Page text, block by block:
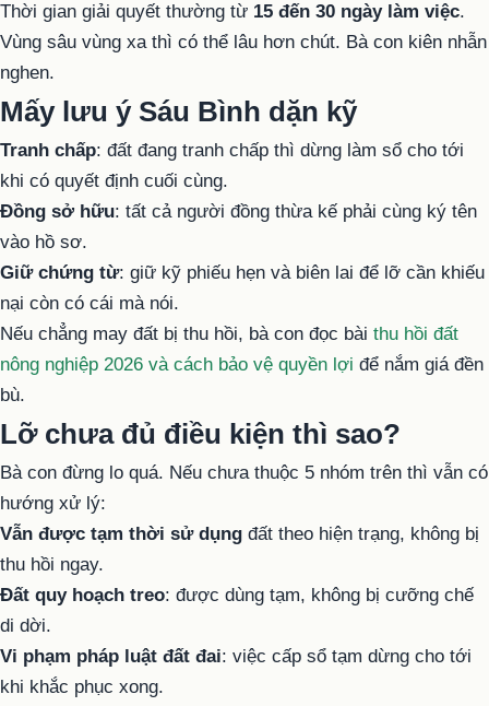
Thời gian giải quyết thường từ 15 đến 30 ngày làm việc.
Vùng sâu vùng xa thì có thể lâu hơn chút. Bà con kiên nhẫn
nghen.
Mấy lưu ý Sáu Bình dặn kỹ
Tranh chấp: đất đang tranh chấp thì dừng làm sổ cho tới
khi có quyết định cuối cùng.
Đồng sở hữu: tất cả người đồng thừa kế phải cùng ký tên
vào hồ sơ.
Giữ chứng từ: giữ kỹ phiếu hẹn và biên lai để lỡ cần khiếu
nại còn có cái mà nói.
Nếu chẳng may đất bị thu hồi, bà con đọc bài thu hồi đất
nông nghiệp 2026 và cách bảo vệ quyền lợi để nắm giá đền
bù.
Lỡ chưa đủ điều kiện thì sao?
Bà con đừng lo quá. Nếu chưa thuộc 5 nhóm trên thì vẫn có
hướng xử lý:
Vẫn được tạm thời sử dụng đất theo hiện trạng, không bị
thu hồi ngay.
Đất quy hoạch treo: được dùng tạm, không bị cưỡng chế
di dời.
Vi phạm pháp luật đất đai: việc cấp sổ tạm dừng cho tới
khi khắc phục xong.